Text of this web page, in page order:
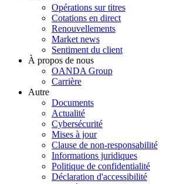
Opérations sur titres
Cotations en direct
Renouvellements
Market news
Sentiment du client
À propos de nous
OANDA Group
Carrière
Autre
Documents
Actualité
Cybersécurité
Mises à jour
Clause de non-responsabilité
Informations juridiques
Politique de confidentialité
Déclaration d'accessibilité